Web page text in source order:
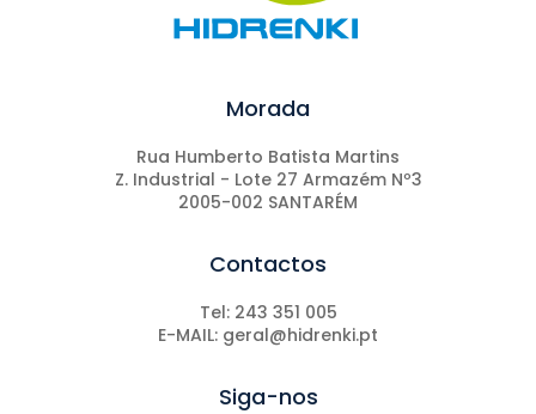
Morada
Rua Humberto Batista Martins
Z. Industrial - Lote 27 Armazém Nº3
2005-002 SANTARÉM
Contactos
Tel: 243 351 005
E-MAIL: geral@hidrenki.pt
Siga-nos